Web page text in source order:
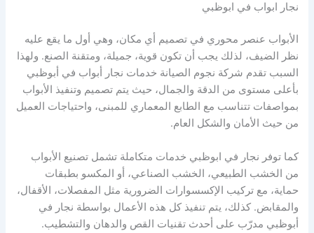
نجار ابواب في ابوظبي
الأبواب عنصر محوري في تصميم أي مكان، وهي أول ما يقع عليه
نظر الضيف، لذلك يجب أن تكون قوية، جميلة، ومتقنة الصنع. ولهذا
السبب تقدم شركة نجوم الصيانة خدمات نجار أبواب في أبوظبي
بأعلى مستوى من الدقة والجمال، حيث يتم تصميم وتنفيذ الأبواب
بمواصفات تتناسب مع الطابع المعماري للمبنى، واحتياجات العميل
من حيث الأمان والشكل العام.
كما توفر نجار في ابوظبي خدمات متكاملة تشمل تصنيع الأبواب
من الخشب الطبيعي، الخشب الصناعي، أو المكسو بطبقات
حماية، مع تركيب الإكسسوارات الضرورية مثل المفصلات، الأقفال،
والمقابض. كذلك، يتم تنفيذ كل هذه الأعمال بواسطة نجار في
أبوظبي مدرّب على أحدث تقنيات القص والدهان والتشطيب.